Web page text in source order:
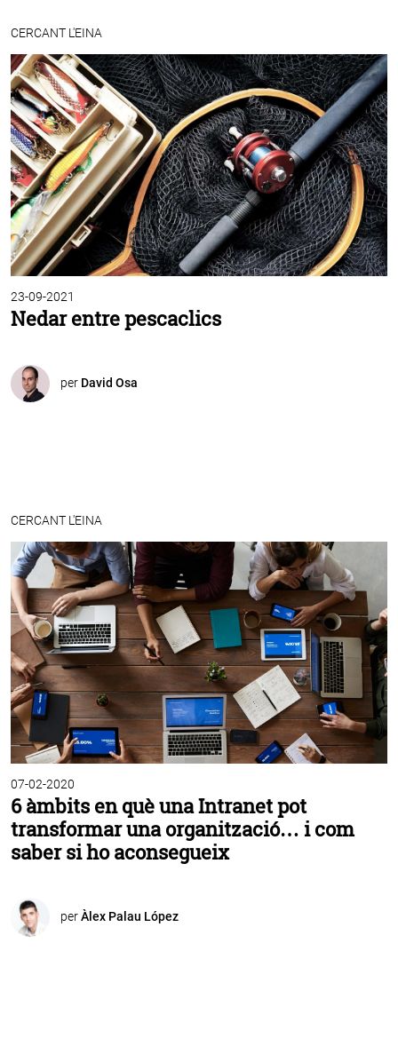
CERCANT L'EINA
23-09-2021
Nedar entre pescaclics
per David Osa
CERCANT L'EINA
07-02-2020
6 àmbits en què una Intranet pot
transformar una organització… i com
saber si ho aconsegueix
perÀlex Palau López